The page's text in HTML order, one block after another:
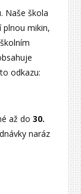
Naše škola
plnou mikin,
odkazu:
až do 30.
naráz